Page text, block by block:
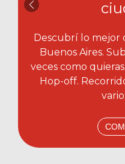
Descubrí lo mejor
Buenos Aires.
veces como
Hop-off.